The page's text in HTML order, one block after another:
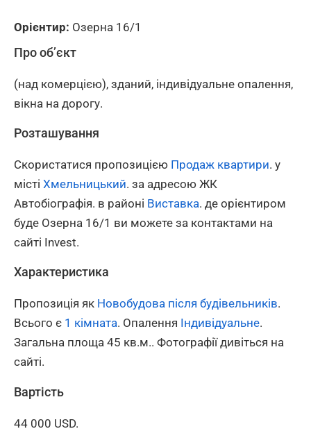
Орієнтир: Озерна 16/1
Про об’єкт
(над комерцією), зданий, індивідуальне опалення,
вікна на дорогу.
Розташування
Скористатися пропозицією Продаж квартири. у
місті Хмельницький. за адресою ЖК
Автобіографія. в районі Виставка. де орієнтиром
буде Озерна 16/1 ви можете за контактами на
сайті Invest.
Характеристика
Пропозиція як Новобудова після будівельників.
Всього є 1 кімната. Опалення Індивідуальне.
Загальна площа 45 кв.м.. Фотографії дивіться на
сайті.
Вартість
44 000 USD.